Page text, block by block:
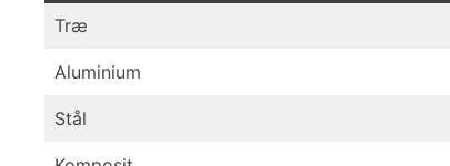
Træ
Aluminium
Stål